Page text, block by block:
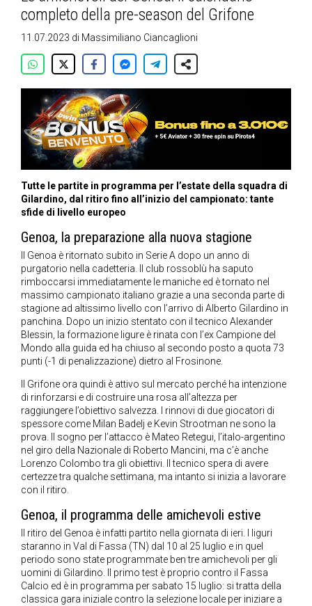
completo della pre-season del Grifone
11.07.2023 di Massimiliano Ciancaglioni
Tutte le partite in programma per l’estate della squadra di
Gilardino, dal ritiro fino all’inizio del campionato: tante
sfide di livello europeo
Genoa, la preparazione alla nuova stagione
Il Genoa è ritornato subito in Serie A dopo un anno di
purgatorio nella cadetteria. Il club rossoblù ha saputo
rimboccarsi immediatamente le maniche ed è tornato nel
massimo campionato italiano grazie a una seconda parte di
stagione ad altissimo livello con l’arrivo di Alberto Gilardino in
panchina. Dopo un inizio stentato con il tecnico Alexander
Blessin, la formazione ligure è rinata con l’ex Campione del
Mondo alla guida ed ha chiuso al secondo posto a quota 73
punti (-1 di penalizzazione) dietro al Frosinone.
Il Grifone ora quindi è attivo sul mercato perché ha intenzione
di rinforzarsi e di costruire una rosa all’altezza per
raggiungere l’obiettivo salvezza. I rinnovi di due giocatori di
spessore come Milan Badelj e Kevin Strootman ne sono la
prova. Il sogno per l’attacco è Mateo Retegui, l’italo-argentino
nel giro della Nazionale di Roberto Mancini, ma c’è anche
Lorenzo Colombo tra gli obiettivi. Il tecnico spera di avere
certezze tra qualche settimana, ma intanto si inizia a lavorare
con il ritiro.
Genoa, il programma delle amichevoli estive
Il ritiro del Genoa è infatti partito nella giornata di ieri. I liguri
staranno in Val di Fassa (TN) dal 10 al 25 luglio e in quel
periodo sono state programmate ben tre amichevoli per gli
uomini di Gilardino. Il primo test è proprio contro il Fassa
Calcio ed è in programma per sabato 15 luglio: si tratta della
classica gara iniziale contro la selezione locale per iniziare a